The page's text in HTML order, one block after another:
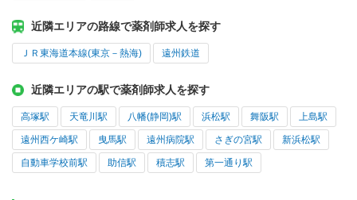
近隣エリアの路線で薬剤師求人を探す
ＪＲ東海道本線(東京－熱海) 遠州鉄道
近隣エリアの駅で薬剤師求人を探す
高塚駅 天竜川駅 八幡(静岡)駅 浜松駅 舞阪駅 上島駅
遠州西ケ崎駅 曳馬駅 遠州病院駅 さぎの宮駅 新浜松駅
自動車学校前駅 助信駅 積志駅 第一通り駅